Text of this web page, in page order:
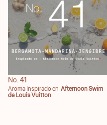
No. 41
Aroma Inspirado en Afternoon Swim
de Louis Vuitton